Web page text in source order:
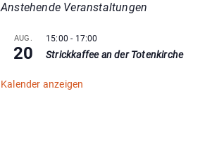
Anstehende Veranstaltungen
AUG.
20
15:00 - 17:00
Strickkaffee an der Totenkirche
Kalender anzeigen